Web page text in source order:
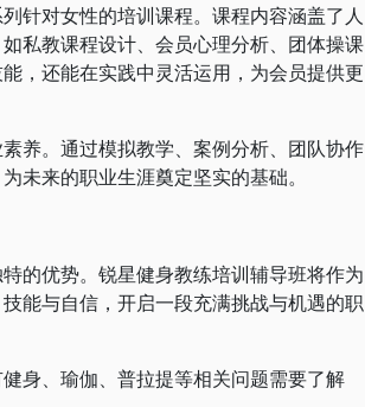
对女性的培训课程。课程内容涵盖了人
私教课程设计、会员心理分析、团体操课
，还能在实践中灵活运用，为会员提供更
养。通过模拟教学、案例分析、团队协作
未来的职业生涯奠定坚实的基础。
优势。锐星健身教练培训辅导班将作为
能与自信，开启一段充满挑战与机遇的职
身、瑜伽、普拉提等相关问题需要了解